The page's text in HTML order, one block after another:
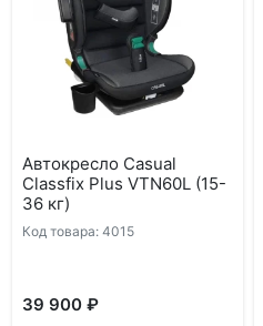
Автокресло Casual
Classfix Plus VTN60L (15-
36 кг)
Код товара: 4015
39 900 ₽